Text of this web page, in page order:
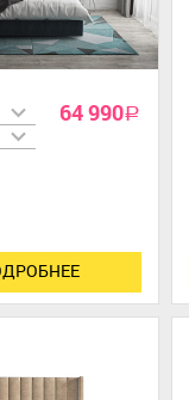
64 990a